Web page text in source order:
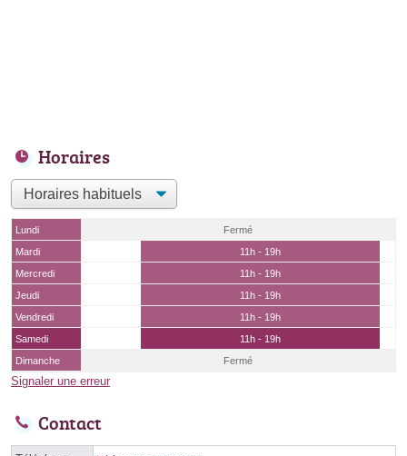
Horaires
Lundi
Fermé
Mardi
11h - 19h
Mercredi
11h - 19h
Jeudi
11h - 19h
Vendredi
11h - 19h
Samedi
11h - 19h
Dimanche
Fermé
Signaler une erreur
Contact